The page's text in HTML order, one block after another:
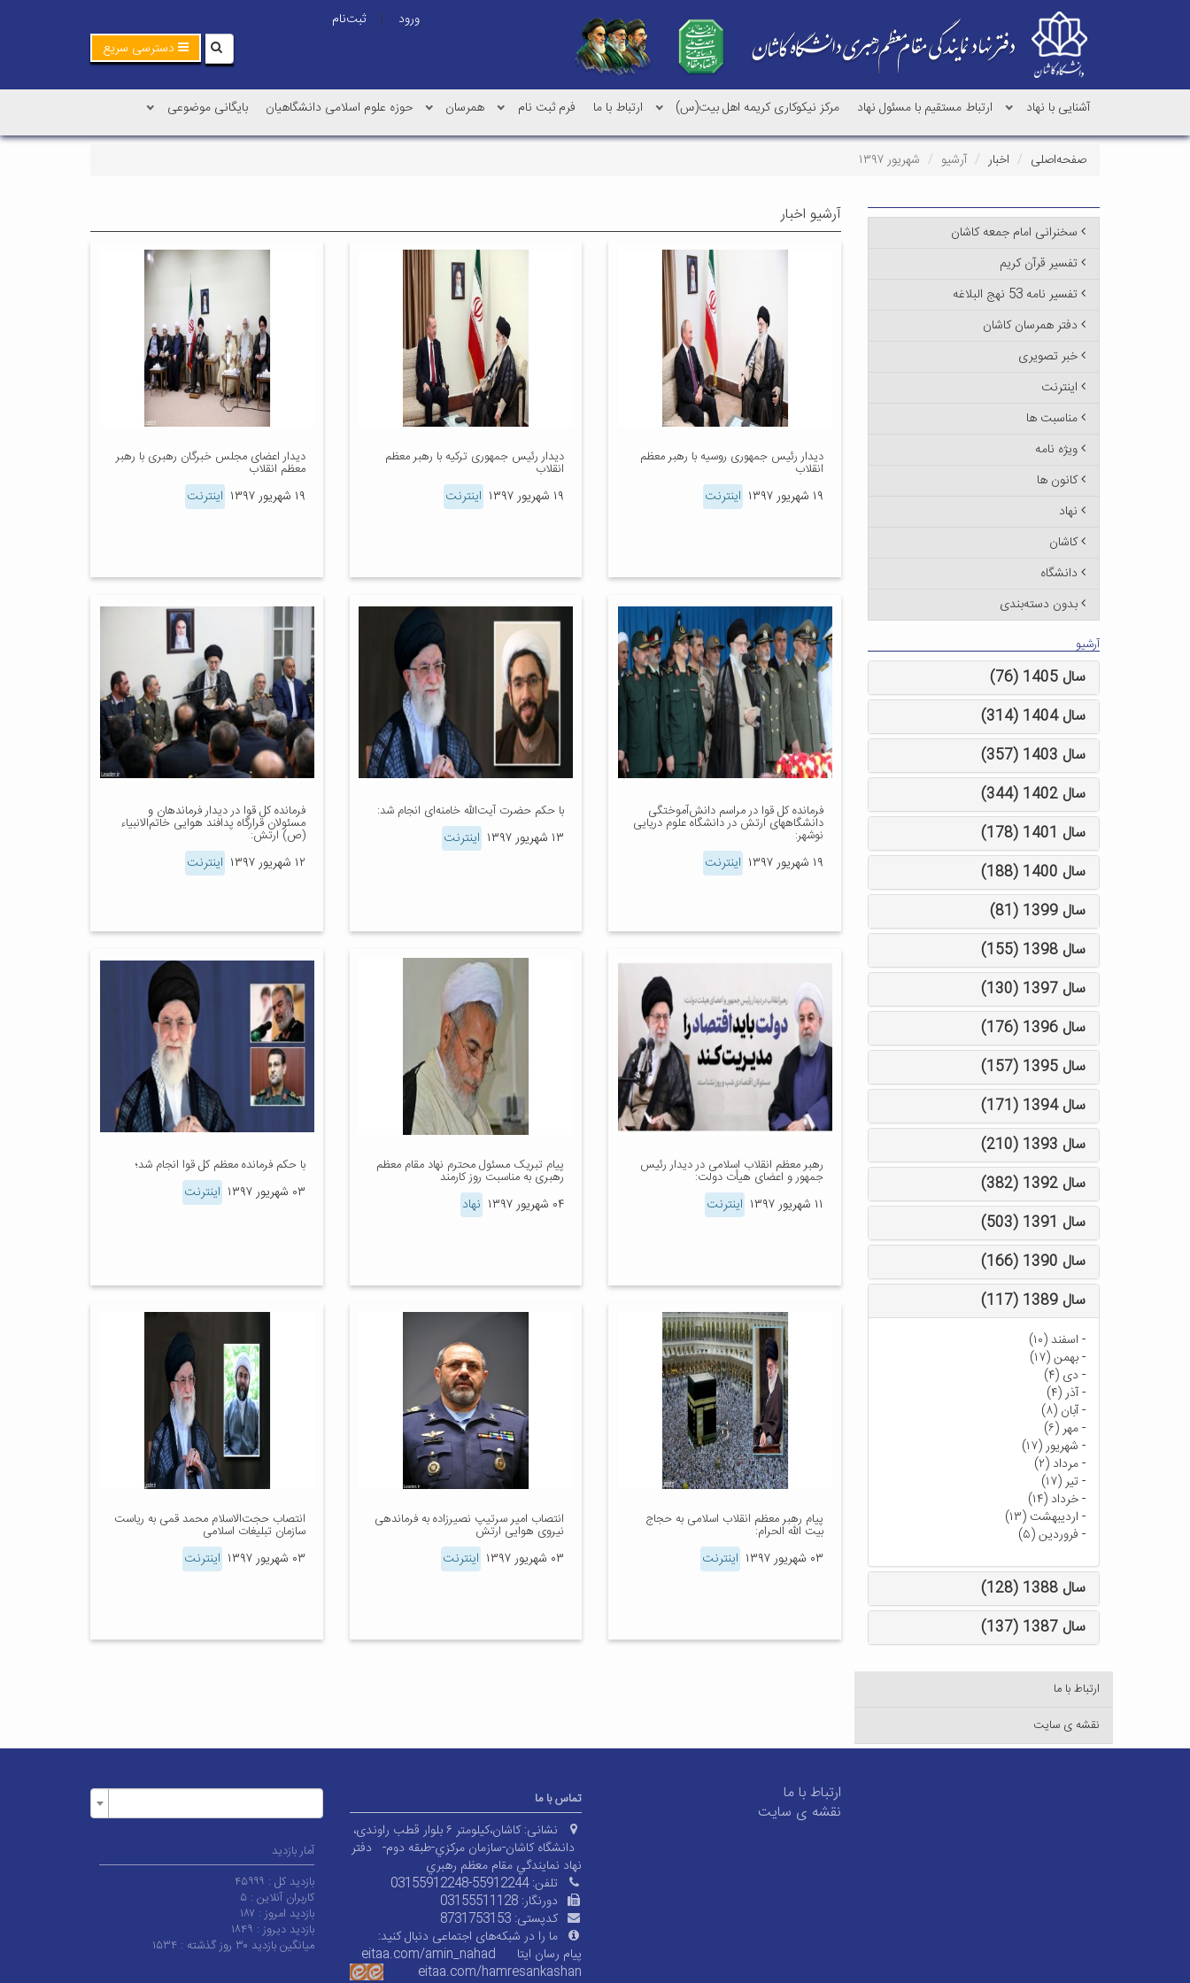
ورود |
ثبت‌نام
دسترسی سریع
آشنایی با نهاد ارتباط مستقیم با مسئول نهاد مرکز نیکوکاری کریمه اهل بیت(س) ارتباط با ما فرم ثبت نام همرسان حوزه علوم اسلامی دانشگاهیان بایگانی موضوعی
صفحه‌اصلی اخبار آرشیو شهریور ۱۳۹۷
آرشیو اخبار
دیدار رئیس جمهوری روسیه با رهبر معظم
انقلاب
۱۹ شهریور ۱۳۹۷ اینترنت
دیدار رئیس جمهوری ترکیه با رهبر معظم
انقلاب
۱۹ شهریور ۱۳۹۷ اینترنت
دیدار اعضای مجلس خبرگان رهبری با رهبر
معظم انقلاب
۱۹ شهریور ۱۳۹۷ اینترنت
فرمانده کل قوا در مراسم دانش‌آموختگی
دانشگاههای ارتش در دانشگاه علوم دریایی
نوشهر:
۱۹ شهریور ۱۳۹۷ اینترنت
با حکم حضرت آیت‌الله خامنه‌ای انجام شد:
۱۳ شهریور ۱۳۹۷ اینترنت
فرمانده کل قوا در دیدار فرماندهان و
مسئولان قرارگاه پدافند هوایی خاتم‌الانبیاء
(ص) ارتش:
۱۲ شهریور ۱۳۹۷ اینترنت
رهبر معظم انقلاب اسلامی در دیدار رئیس
جمهور و اعضای هیأت دولت:
۱۱ شهریور ۱۳۹۷ اینترنت
پیام تبریک مسئول محترم نهاد مقام معظم
رهبری به مناسبت روز کارمند
۰۴ شهریور ۱۳۹۷ نهاد
با حکم فرمانده معظم کل قوا انجام شد؛
۰۳ شهریور ۱۳۹۷ اینترنت
پیام رهبر معظم انقلاب اسلامی به حجاج
بیت الله الحرام:
۰۳ شهریور ۱۳۹۷ اینترنت
انتصاب امیر سرتیپ نصیرزاده به فرماندهی
نیروی هوایی ارتش
۰۳ شهریور ۱۳۹۷ اینترنت
انتصاب حجت‌الاسلام محمد قمی به ریاست
سازمان تبلیغات اسلامی
۰۳ شهریور ۱۳۹۷ اینترنت
سخنرانی امام جمعه کاشان
تفسیر قرآن کریم
تفسیر نامه 53 نهج البلاغه
دفتر همرسان کاشان
خبر تصویری
اینترنت
مناسبت ها
ویژه نامه
کانون ها
نهاد
کاشان
دانشگاه
بدون دسته‌بندی
آرشیو
سال 1405 (76)
سال 1404 (314)
سال 1403 (357)
سال 1402 (344)
سال 1401 (178)
سال 1400 (188)
سال 1399 (81)
سال 1398 (155)
سال 1397 (130)
سال 1396 (176)
سال 1395 (157)
سال 1394 (171)
سال 1393 (210)
سال 1392 (382)
سال 1391 (503)
سال 1390 (166)
سال 1389 (117)
- اسفند (۱۰)
-بهمن (۱۷)
- دی (۴)
-آذر (۴)
-آبان (۸)
-مهر (۶)
- شهریور (۱۷)
-مرداد (۲)
-تیر (۱۷)
-خرداد (۱۴)
- اردیبهشت (۱۳)
- فروردین (۵)
سال 1388 (128)
سال 1387 (137)
ارتباط با ما
نقشه ی سایت
ارتباط با ما
نقشه ی سایت
تماس با ما
نشانی: کاشان،کیلومتر ۶ بلوار قطب راوندی،
دانشگاه کاشان-سازمان مرکزي-طبقه دوم- دفتر
نهاد نمايندگي مقام معظم رهبري
تلفن:03155912248-55912244
دورنگار: 03155511128
کدپستی: 8731753153
ما را در شبکه‌های اجتماعی دنبال کنید:
پیام رسان ایتا
eitaa.com/amin_nahad
eitaa.com/hamresankashan
آمار بازدید
بازدید کل : ۴۵۹۹۹
کاربران آنلاین :۵
بازدید امروز : ۱۸۷
بازدید دیروز : ۱۸۴۹
میانگین بازدید ۳۰ روز گذشته :
۱۵۳۴